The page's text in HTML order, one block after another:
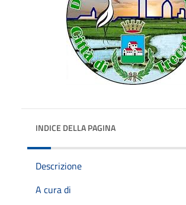
INDICE DELLA PAGINA
Descrizione
A cura di